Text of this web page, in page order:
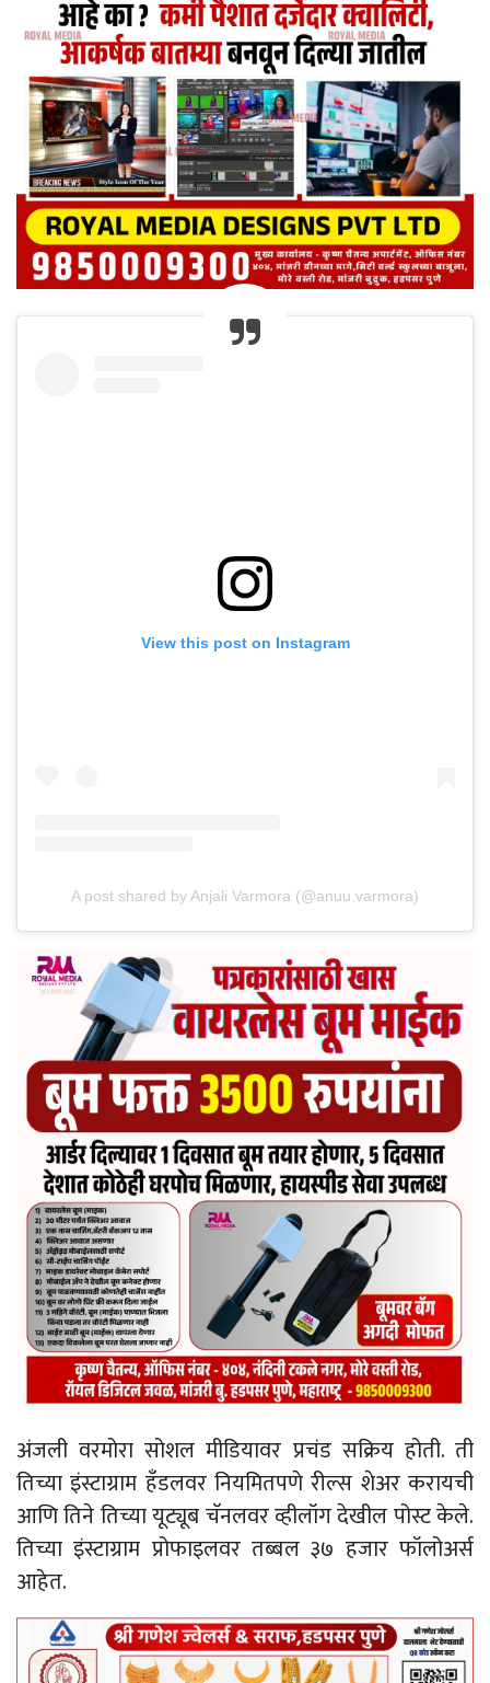
View this post on Instagram
A post shared by Anjali Varmora (@anuu.varmora)
अंजली वरमोरा सोशल मीडियावर प्रचंड सक्रिय होती. ती
तिच्या इंस्टाग्राम हँडलवर नियमितपणे रील्स शेअर करायची
आणि तिने तिच्या यूट्यूब चॅनलवर व्हीलॉग देखील पोस्ट केले.
तिच्या इंस्टाग्राम प्रोफाइलवर तब्बल ३७ हजार फॉलोअर्स
आहेत.